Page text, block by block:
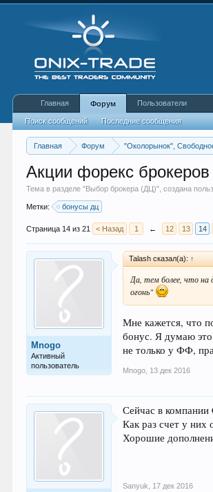
Главная Форум "Околорынок",
Акции форекс брокеров
Тема в разделе "Выбор брокера (ДЦ)", создана
Метки: бонусы дц
Страница 14 из 21 < Назад 1 ← 12 13 14
Mnogo
Активный
пользователь
Talash сказал(а): ↑
Да, тем более, что на
огонь"
Мне кажется, что
бонус. Я думаю это
не только у ФФ,
Mnogo 13 дек 2016
Сейчас в компании
Как раз счет у них
Хорошие
Sanyuk 17 дек 2016
Главная Форум
Поиск сообщений Последние сообщения
Пользователи